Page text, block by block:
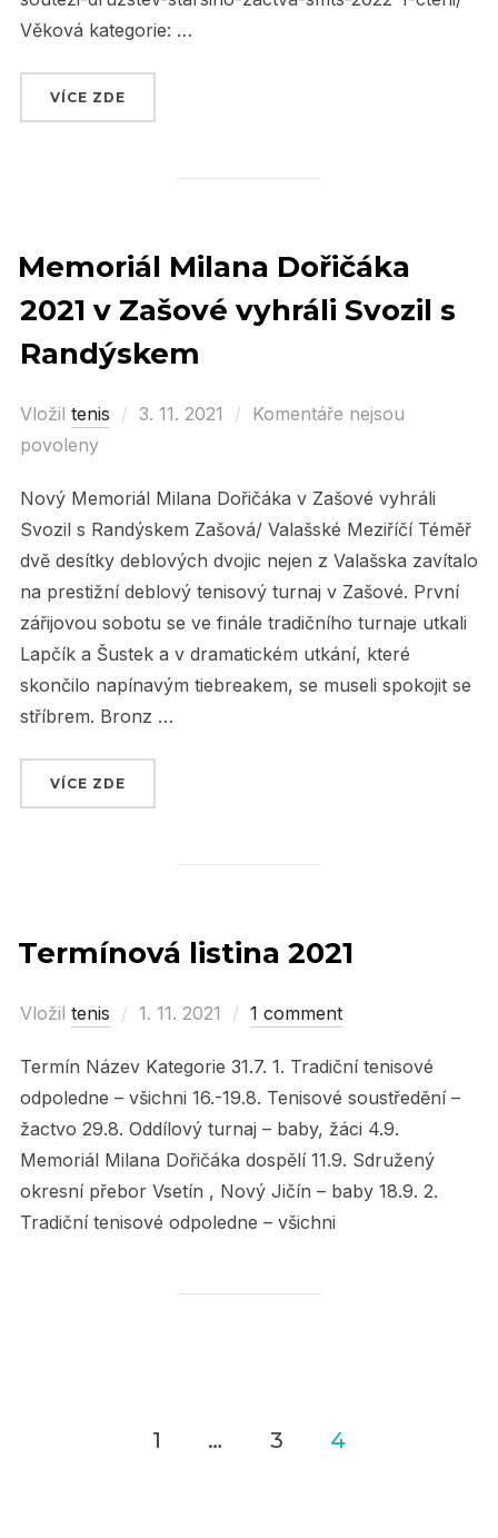
Věková kategorie: …
VÍCE ZDE
Memoriál Milana Dořičáka
2021 v Zašové vyhráli Svozil s
Randýskem
Vložil tenis
Posted
3. 11. 2021
Komentáře nejsou
povoleny
Nový Memoriál Milana Dořičáka v Zašové vyhráli
Svozil s Randýskem Zašová/ Valašské Meziříčí Téměř
dvě desítky deblových dvojic nejen z Valašska zavítalo
na prestižní deblový tenisový turnaj v Zašové. První
zářijovou sobotu se ve finále tradičního turnaje utkali
Lapčík a Šustek a v dramatickém utkání, které
skončilo napínavým tiebreakem, se museli spokojit se
stříbrem. Bronz …
VÍCE ZDE
Termínová listina 2021
Vložil tenis
Posted
1. 11. 2021 1 comment
Termín Název Kategorie 31.7. 1. Tradiční tenisové
odpoledne – všichni 16.-19.8. Tenisové soustředění –
žactvo 29.8. Oddílový turnaj – baby, žáci 4.9.
Memoriál Milana Dořičáka dospělí 11.9. Sdružený
okresní přebor Vsetín , Nový Jičín – baby 18.9. 2.
Tradiční tenisové odpoledne – všichni
1 … 3 4